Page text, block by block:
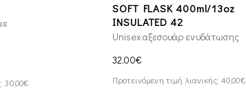
30,00€
SOFT FLASK 400ml/13oz
INSULATED 42
Unisex αξεσουάρ ενυδάτωσης
32,00€
Προτεινόμενη τιμή λιανικής: 40,00€